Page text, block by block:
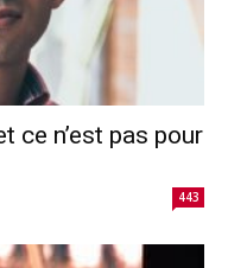
ce n’est pas pour
443